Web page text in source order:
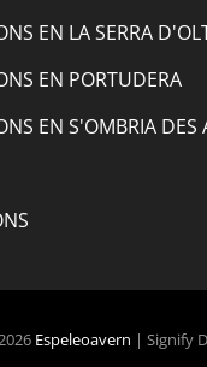
EN LA SERRA
EN PORTUDERA
EN S'OMBRIA DES
Espeleoavern | Signify